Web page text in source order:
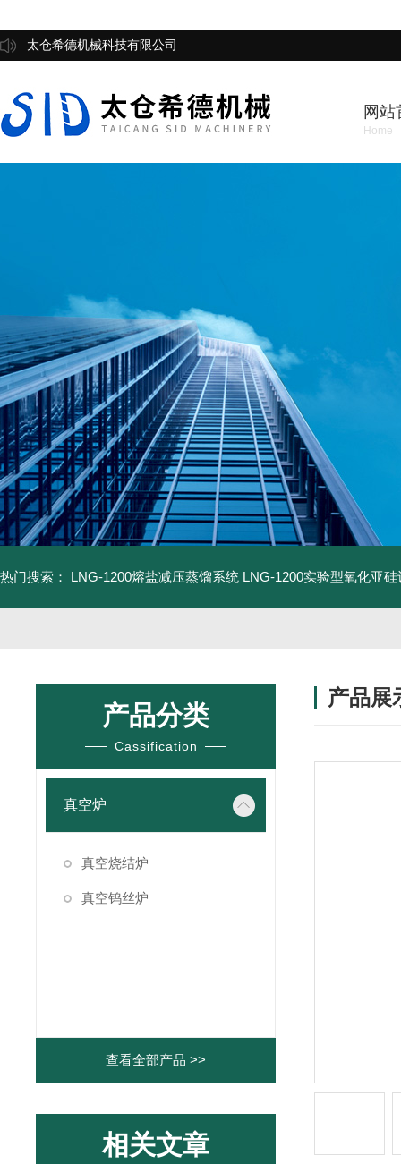
太仓希德机械科技有限公司
网站
Home
热门搜索： LNG-1200熔盐减压蒸馏系统 LNG-1200实验型氧化亚硅
产品分类
Cassification
真空炉
真空烧结炉
真空钨丝炉
查看全部产品 >>
相关文章
产品展